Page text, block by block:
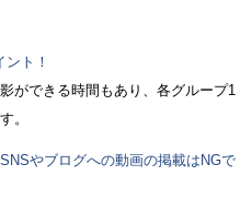
ト！
ができる時間もあり、各グループ1
。
やブログへの動画の掲載はNGで